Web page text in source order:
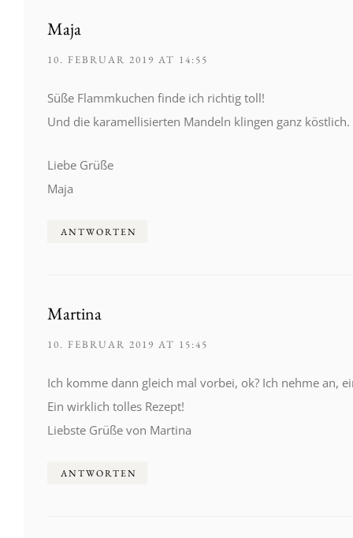
Maja
10. FEBRUAR 2019 AT 14:55
Süße Flammkuchen finde ich richtig toll!
Und die karamellisierten Mandeln klingen ganz köstlich.
Liebe Grüße
Maja
ANTWORTEN
Martina
10. FEBRUAR 2019 AT 15:45
Ich komme dann gleich mal vorbei, ok? Ich nehme an,
Ein wirklich tolles Rezept!
Liebste Grüße von Martina
ANTWORTEN